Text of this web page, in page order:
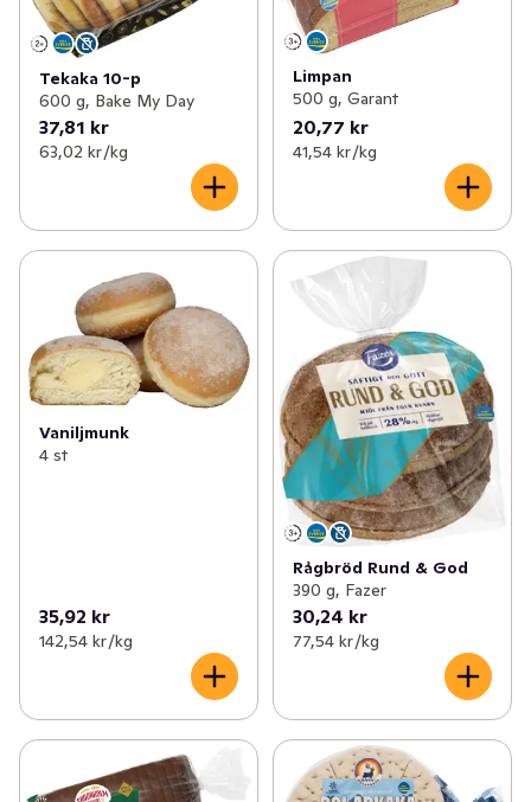
Tekaka 10-p
600 g, Bake My Day
37,81 kr
63,02 kr /kg
Limpan
500 g, Garant
20,77 kr
41,54 kr /kg
Vaniljmunk
4 st
35,92 kr
142,54 kr /kg
Rågbröd Rund & God
390 g, Fazer
30,24 kr
77,54 kr /kg